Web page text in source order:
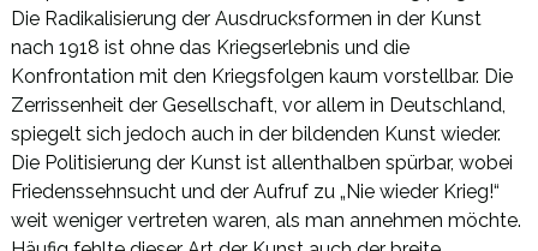
Die Radikalisierung der Ausdrucksformen in der Kunst
nach 1918 ist ohne das Kriegserlebnis und die
Konfrontation mit den Kriegsfolgen kaum vorstellbar. Die
Zerrissenheit der Gesellschaft, vor allem in Deutschland,
spiegelt sich jedoch auch in der bildenden Kunst wieder.
Die Politisierung der Kunst ist allenthalben spürbar, wobei
Friedenssehnsucht und der Aufruf zu „Nie wieder Krieg!“
weit weniger vertreten waren, als man annehmen möchte.